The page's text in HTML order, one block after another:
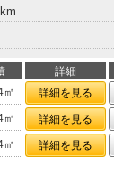
詳細
㎡ 詳細を見る
㎡ 詳細を見る
㎡ 詳細を見る